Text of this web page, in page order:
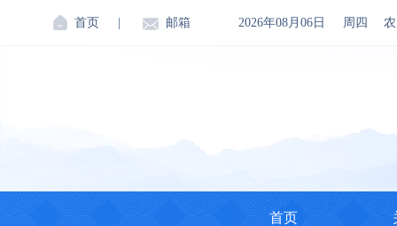
首页 邮箱 2026年08月06日 周四
首页